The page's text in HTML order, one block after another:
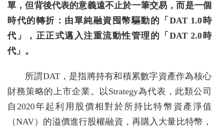
單，但背後代表的意義遠不止於一筆交易，而是一個
時代的轉折：由單純融資囤幣驅動的「DAT 1.0時
代」，正正式邁入注重流動性管理的「DAT 2.0時
代」。
所謂DAT，是指將持有和積累數字資產作為核心
財務策略的上市企業。以Strategy為代表，此類公司
自2020年起利用股價相對於所持比特幣資產淨值
（NAV）的溢價進行股權融資，再購入大量比特幣，